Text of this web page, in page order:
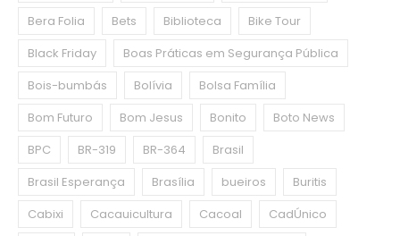
Bera Folia
Bets Biblioteca
Bike Tour
Black Friday
Boas Práticas em Segurança Pública
Bois-bumbás
Bolívia
Bolsa Família
Bom Futuro
Bom Jesus Bonito
Boto News
BPC
BR-319 BR-364
Brasil
Brasil Esperança
Brasília bueiros
Buritis
Cabixi
Cacauicultura Cacoal
CadÚnico